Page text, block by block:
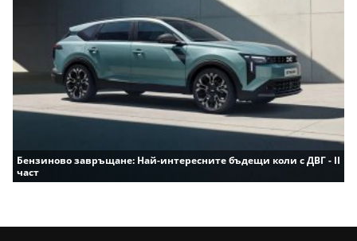
Бензиново завръщане: Най-интересните бъдещи коли с ДВГ - II
част